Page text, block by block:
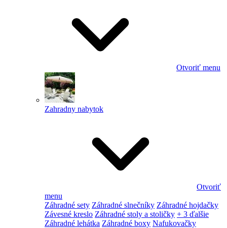
Otvoriť menu
Zahradny nabytok
Otvoriť
menu
Záhradné sety Záhradné slnečníky Záhradné hojdačky
Závesné kreslo Záhradné stoly a stoličky + 3 ďalšie
Záhradné lehátka Záhradné boxy Nafukovačky